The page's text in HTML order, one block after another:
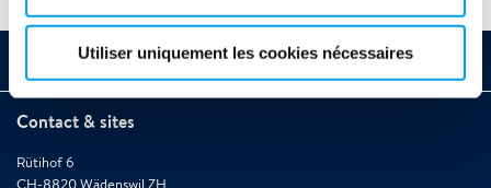
Utiliser uniquement les cookies nécessaires
Qui sommes nous
Contact & sites
Rütihof 6
CH-8820 Wädenswil ZH